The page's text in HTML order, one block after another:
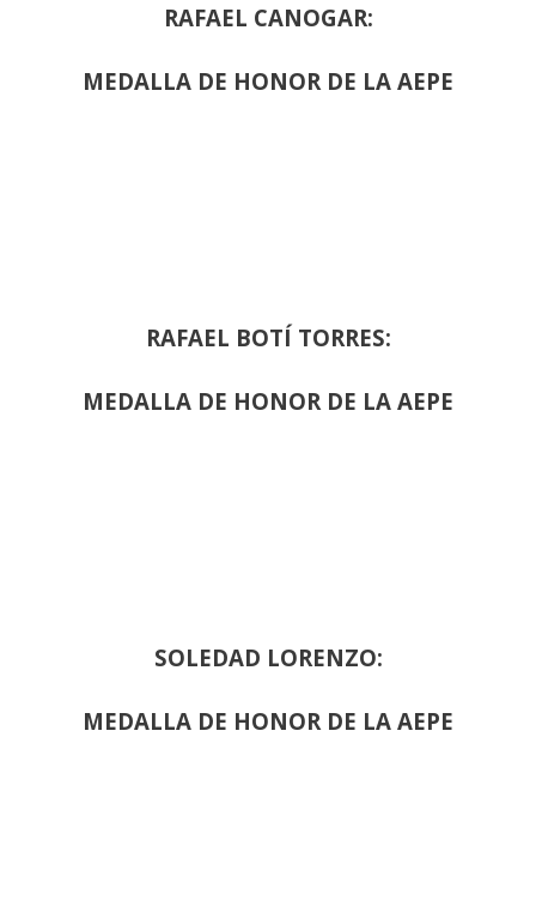
RAFAEL CANOGAR:
MEDALLA DE HONOR DE LA AEPE
RAFAEL BOTÍ TORRES:
MEDALLA DE HONOR DE LA AEPE
SOLEDAD LORENZO:
MEDALLA DE HONOR DE LA AEPE